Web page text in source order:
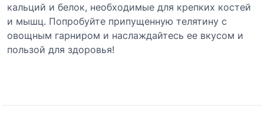
кальций и белок, необходимые для крепких костей
и мышц. Попробуйте припущенную телятину с
овощным гарниром и наслаждайтесь ее вкусом и
пользой для здоровья!